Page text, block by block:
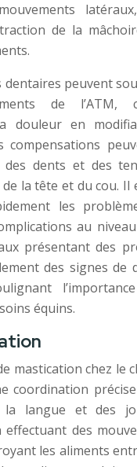
de la
dentaires peuvent
de
douleur en
compensations
dents et des
la tête et du cou.
les
au
présentant des
des signes de
équins.
mastication chez le
coordination
la langue et des
effectuant des
les aliments